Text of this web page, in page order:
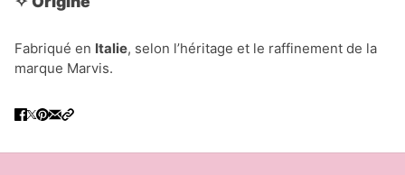
Fabriqué en Italie, selon l’héritage et le raffinement de la
marque Marvis.